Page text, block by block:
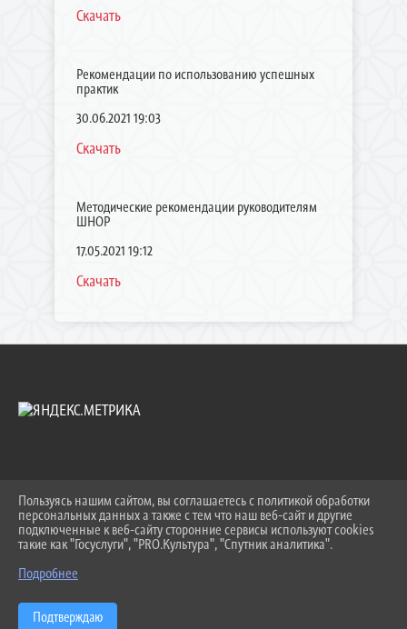
Скачать
Рекомендации по использованию успешных
практик
30.06.2021 19:03
Скачать
Методические рекомендации руководителям
ШНОР
17.05.2021 19:12
Скачать
^
2026 Г. UO.TIMREGION.RU
ВХОД
КАРТА САЙТА
СДЕЛАНО НА KUBCMS
РАЗРАБОТКА И ПОДДЕРЖКА
Пользуясь нашим сайтом, вы соглашаетесь с политикой обработки
персональных данных а также с тем что наш веб-сайт и другие
подключенные к веб-сайту сторонние сервисы используют cookies
такие как "Госуслуги", "PRO.Культура", "Спутник аналитика".
Подробнее
Подтверждаю